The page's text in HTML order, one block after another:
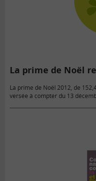
La prime de Noël
La prime de Noël 2012, de
versée à compter du 13